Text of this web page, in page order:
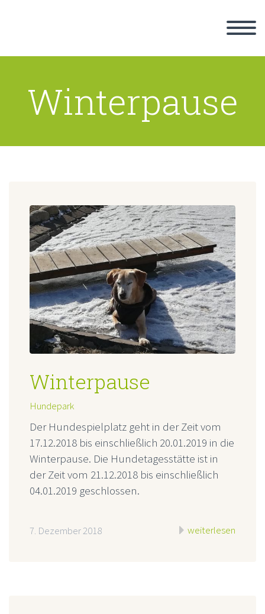
Winterpause
Winterpause
Hundepark
Der Hundespielplatz geht in der Zeit vom
17.12.2018 bis einschließlich 20.01.2019 in die
Winterpause. Die Hundetagesstätte ist in
der Zeit vom 21.12.2018 bis einschließlich
04.01.2019 geschlossen.
7. Dezember 2018 weiterlesen